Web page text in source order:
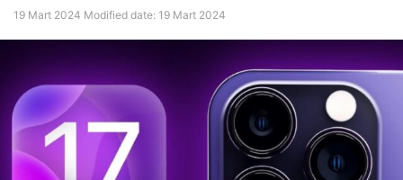
19 Mart 2024 Modified date: 19 Mart 2024